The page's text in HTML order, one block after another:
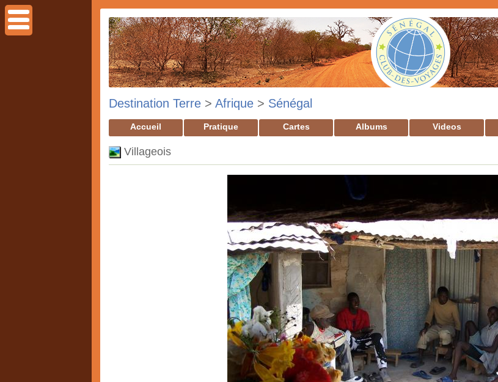
Destination Terre > Afrique > Sénégal
Accueil Pratique Cartes Albums Videos
Villageois